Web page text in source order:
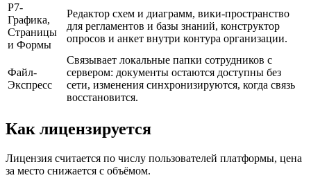
Р7-
Графика,
Страницы
и Формы
Редактор схем и диаграмм, вики-пространство
для регламентов и базы знаний, конструктор
опросов и анкет внутри контура организации.
Файл-
Экспресс
Связывает локальные папки сотрудников с
сервером: документы остаются доступны без
сети, изменения синхронизируются, когда связь
восстановится.
Как лицензируется
Лицензия считается по числу пользователей платформы, цена
за место снижается с объёмом.